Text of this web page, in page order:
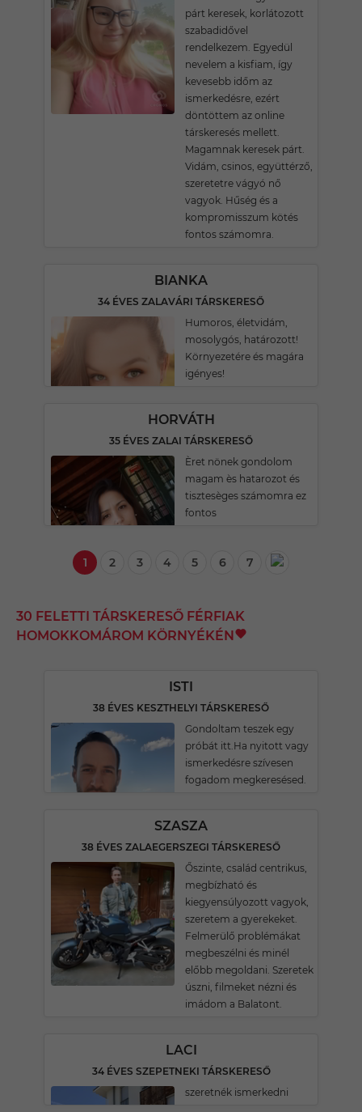
párt keresek, korlátozott
szabadidővel
rendelkezem. Egyedül
nevelem a kisfiam, így
kevesebb időm az
ismerkedésre, ezért
döntöttem az online
társkeresés mellett.
Magamnak keresek párt.
Vidám, csinos, együttérző,
szeretetre vágyó nő
vagyok. Hűség és a
kompromisszum kötés
fontos számomra.
BIANKA
34 ÉVES ZALAVÁRI TÁRSKERESŐ
Humoros, életvidám,
mosolygós, határozott!
Környezetére és magára
igényes!
HORVÁTH
35 ÉVES ZALAI TÁRSKERESŐ
Èret nönek gondolom
magam ès hatarozot és
tisztesèges számomra ez
fontos
1 2 3 4 5 6 7
30 FELETTI TÁRSKERESŐ FÉRFIAK
HOMOKKOMÁROM KÖRNYÉKÉN
ISTI
38 ÉVES KESZTHELYI TÁRSKERESŐ
Gondoltam teszek egy
próbát itt.Ha nyitott vagy
ismerkedésre szívesen
fogadom megkeresésed.
SZASZA
38 ÉVES ZALAEGERSZEGI TÁRSKERESŐ
Őszinte, család centrikus,
megbízható és
kiegyensúlyozott vagyok,
szeretem a gyerekeket.
Felmerülő problémákat
megbeszélni és minél
előbb megoldani. Szeretek
úszni, filmeket nézni és
imádom a Balatont.
LACI
34 ÉVES SZEPETNEKI TÁRSKERESŐ
szeretnék ismerkedni